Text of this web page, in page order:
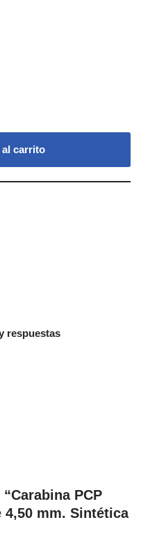
carrito
respuestas
PCP
4,50 mm. Sintética